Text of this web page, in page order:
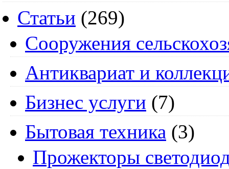
Статьи (269)
Cооружения
Антиквариат и
Бизнес услуги (7)
Бытовая техника (3)
Прожекторы